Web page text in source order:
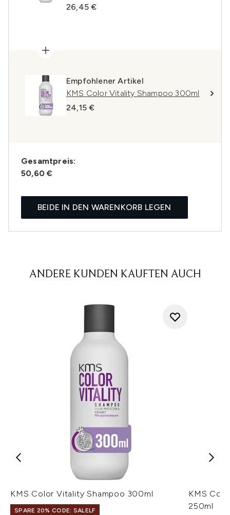
26,45 €
Empfohlener Artikel
KMS Color Vitality Shampoo 300ml
24,15 €
Gesamtpreis:
50,60 €
BEIDE IN DEN WARENKORB LEGEN
ANDERE KUNDEN KAUFTEN AUCH
KMS Color Vitality Shampoo 300ml
SPARE 20% CODE: SALELF
KMS
250ml